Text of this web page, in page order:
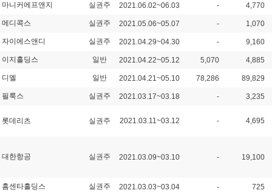
마니커에프앤지 실권주 2021.06.02~06.03 - 4,770
메디콕스 실권주 2021.05.06~05.07 - 1,070
자이에스앤디 실권주 2021.04.29~04.30 - 9,160
이지홀딩스 일반 2021.04.22~05.12 5,070 4,885
디엘 일반 2021.04.21~05.10 78,286 89,829
필룩스 실권주 2021.03.17~03.18 - 3,235
롯데리츠 실권주 2021.03.11~03.12 - 4,695
대한항공 실권주 2021.03.09~03.10 - 19,100
홈센타홀딩스 실권주 2021.03.03~03.04 - 725